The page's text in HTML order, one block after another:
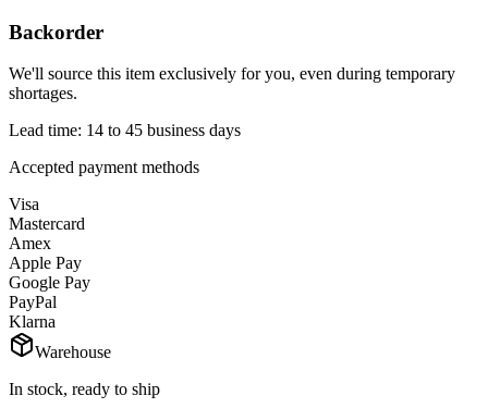
Backorder
We'll source this item exclusively for you, even during temporary
shortages.
Lead time: 14 to 45 business days
Accepted payment methods
Visa
Mastercard
Amex
Apple Pay
Google Pay
PayPal
Klarna
Warehouse
In stock, ready to ship